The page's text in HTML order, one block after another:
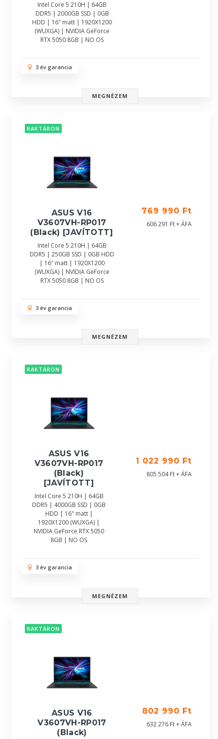
Intel Core 5 210H | 64GB
DDR5 | 2000GB SSD | 0GB
HDD | 16" matt | 1920X1200
(WUXGA) | NVIDIA GeForce
RTX 5050 8GB | NO OS
3 év garancia
MEGNÉZEM
RAKTÁRON
ASUS V16
V3607VH-RP017
(Black) [JAVÍTOTT]
Intel Core 5 210H | 64GB
DDR5 | 250GB SSD | 0GB HDD
| 16" matt | 1920X1200
(WUXGA) | NVIDIA GeForce
RTX 5050 8GB | NO OS
769 990 Ft
606 291 Ft + ÁFA
3 év garancia
MEGNÉZEM
RAKTÁRON
ASUS V16
V3607VH-RP017
(Black)
[JAVÍTOTT]
Intel Core 5 210H | 64GB
DDR5 | 4000GB SSD | 0GB
HDD | 16" matt |
1920X1200 (WUXGA) |
NVIDIA GeForce RTX 5050
8GB | NO OS
1 022 990 Ft
805 504 Ft + ÁFA
3 év garancia
MEGNÉZEM
RAKTÁRON
ASUS V16
V3607VH-RP017
(Black)
802 990 Ft
632 276 Ft + ÁFA